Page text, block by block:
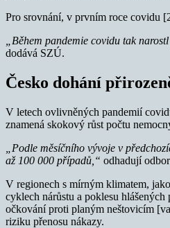
Pro srovnání, v prvním roce covidu
„Během pandemie covidu tak
dodává SZÚ.
Česko dohání
V letech ovlivněných pandemií
znamená skokový růst počtu
„Podle měsíčního vývoje v
až 100 000 případů,“ odhadují
V regionech s mírným klimatem,
cyklech nárůstu a poklesu
očkování proti planým neštovicím
riziku přenosu nákazy.